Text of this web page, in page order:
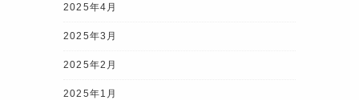
2025年4月
2025年3月
2025年2月
2025年1月